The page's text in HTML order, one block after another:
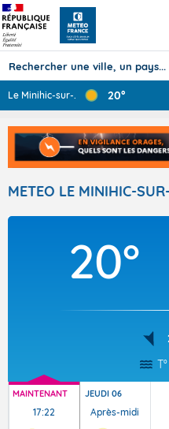
TOUS LES
Le Minihic-sur-... 20°
METEO LE MINIHIC-
20°
MAINTENANT
17:22
JEUDI 06
Après-midi